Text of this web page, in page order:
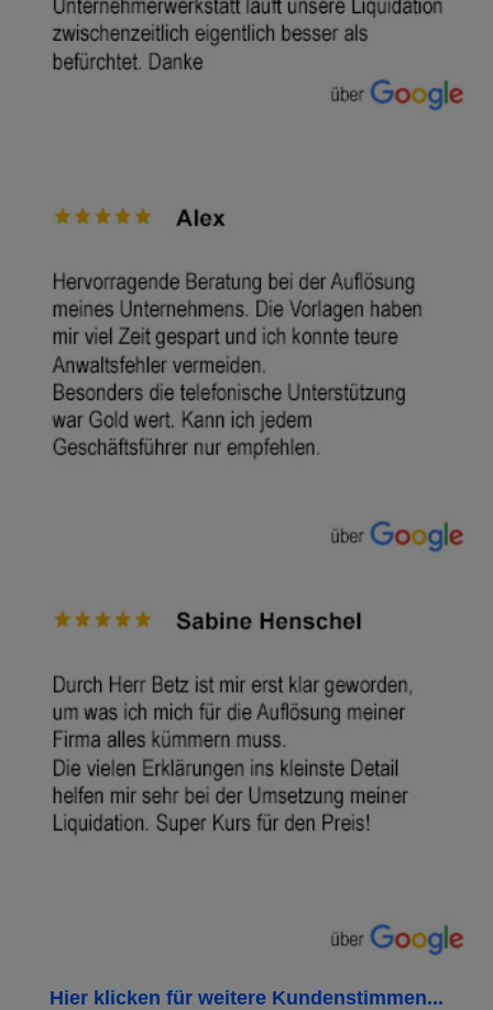
Hier klicken für weitere Kundenstimmen...